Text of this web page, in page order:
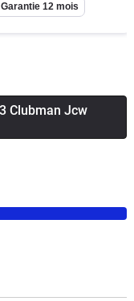
Garantie 12 mois
Clubman Jcw